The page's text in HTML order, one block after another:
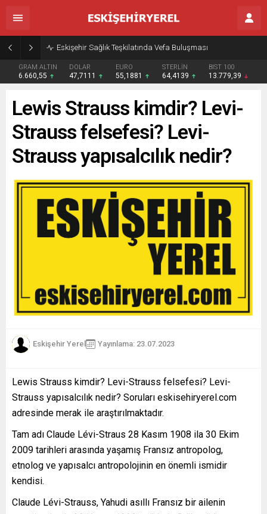
Eskişehir Sağlık Teşkilatında Vefa Buluşması
GRAM ALTIN
6.660,55
DOLAR
47,7111
EURO
55,1881
STERLİN
64,4139
BIST 100
13.779,39
Lewis Strauss kimdir? Levi-
Strauss felsefesi? Levi-
Strauss yapısalcılık nedir?
Eskişehir Yerel Yayınlama: 23.07.2023
Lewis Strauss kimdir? Levi-Strauss felsefesi? Levi-
Strauss yapısalcılık nedir? Soruları eskisehiryerel.com
adresinde merak ile araştırılmaktadır.
Tam adı Claude Lévi-Straus 28 Kasım 1908 ila 30 Ekim
2009 tarihleri arasında yaşamış Fransız antropolog,
etnolog ve yapısalcı antropolojinin en önemli ismidir
kendisi.
Claude Lévi-Strauss, Yahudi asıllı Fransız bir ailenin